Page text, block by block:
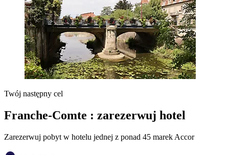
Twój następny cel
Franche-Comte : zarezerwuj hotel
Zarezerwuj pobyt w hotelu jednej z ponad 45 marek Accor